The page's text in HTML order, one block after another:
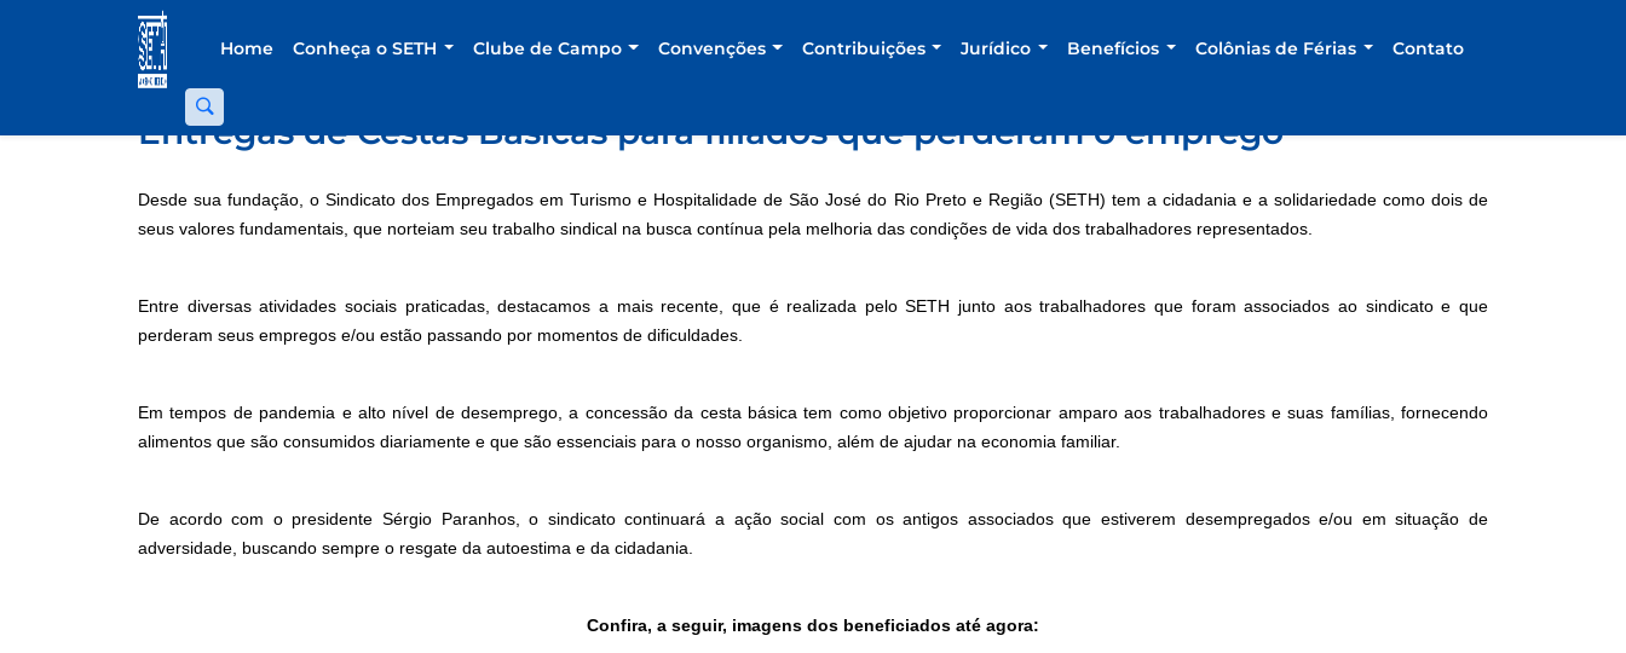
Home Conheça o SETH Clube de Campo Convenções Contribuições Jurídico Benefícios Colônias de Férias Contato
Entregas de Cestas Básicas para filiados que perderam o emprego
Desde sua fundação, o Sindicato dos Empregados em Turismo e Hospitalidade de São José do Rio Preto e Região (SETH) tem a cidadania e a solidariedade como dois de
seus valores fundamentais, que norteiam seu trabalho sindical na busca contínua pela melhoria das condições de vida dos trabalhadores representados.
Entre diversas atividades sociais praticadas, destacamos a mais recente, que é realizada pelo SETH junto aos trabalhadores que foram associados ao sindicato e que
perderam seus empregos e/ou estão passando por momentos de dificuldades.
Em tempos de pandemia e alto nível de desemprego, a concessão da cesta básica tem como objetivo proporcionar amparo aos trabalhadores e suas famílias, fornecendo
alimentos que são consumidos diariamente e que são essenciais para o nosso organismo, além de ajudar na economia familiar.
De acordo com o presidente Sérgio Paranhos, o sindicato continuará a ação social com os antigos associados que estiverem desempregados e/ou em situação de
adversidade, buscando sempre o resgate da autoestima e da cidadania.
Confira, a seguir, imagens dos beneficiados até agora: